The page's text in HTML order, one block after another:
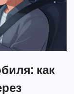
как